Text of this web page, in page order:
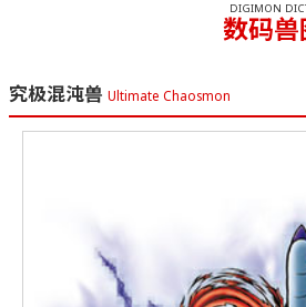
DIGIMON
数码
究极混沌兽 Ultimate Chaosmon